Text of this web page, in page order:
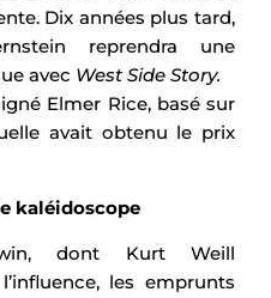
Dix années plus tard,
reprendra une
avec West Side Story.
Elmer Rice, basé sur
avait obtenu le prix
kaléidoscope
dont Kurt Weill
les emprunts